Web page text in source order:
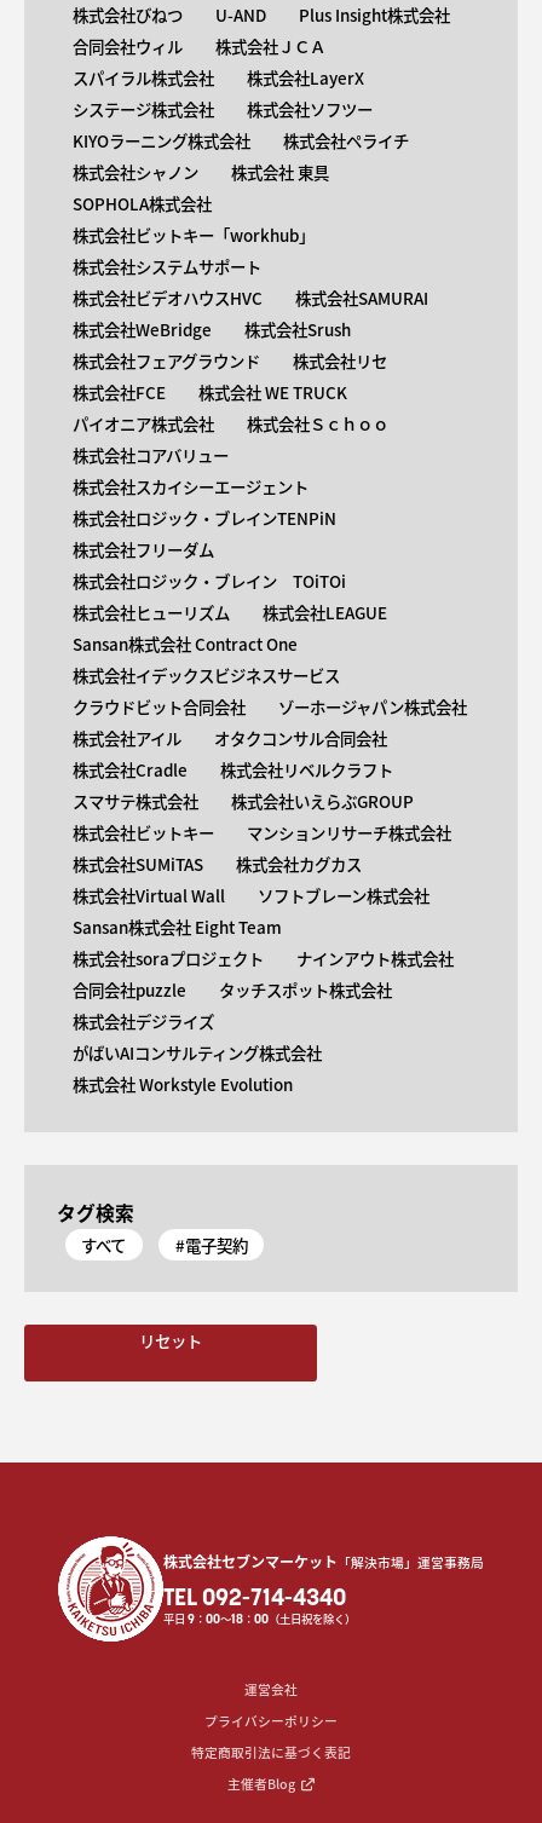
株式会社びねつ
U-AND
Plus Insight株式会社
合同会社ウィル
株式会社ＪＣＡ
スパイラル株式会社
株式会社LayerX
システージ株式会社
株式会社ソフツー
KIYOラーニング株式会社
株式会社ペライチ
株式会社シャノン
株式会社 東具
SOPHOLA株式会社
株式会社ビットキー「workhub」
株式会社システムサポート
株式会社ビデオハウスHVC
株式会社SAMURAI
株式会社WeBridge
株式会社Srush
株式会社フェアグラウンド
株式会社リセ
株式会社FCE
株式会社 WE TRUCK
パイオニア株式会社
株式会社Ｓｃｈｏｏ
株式会社コアバリュー
株式会社スカイシーエージェント
株式会社ロジック・ブレインTENPiN
株式会社フリーダム
株式会社ロジック・ブレイン TOiTOi
株式会社ヒューリズム
株式会社LEAGUE
Sansan株式会社 Contract One
株式会社イデックスビジネスサービス
クラウドビット合同会社
ゾーホージャパン株式会社
株式会社アイル
オタクコンサル合同会社
株式会社Cradle
株式会社リベルクラフト
スマサテ株式会社
株式会社いえらぶGROUP
株式会社ビットキー
マンションリサーチ株式会社
株式会社SUMiTAS
株式会社カグカス
株式会社Virtual Wall
ソフトブレーン株式会社
Sansan株式会社 Eight Team
株式会社soraプロジェクト
ナインアウト株式会社
合同会社puzzle
タッチスポット株式会社
株式会社デジライズ
がばいAIコンサルティング株式会社
株式会社 Workstyle Evolution
タグ検索
すべて #電子契約
リセット
株式会社セブンマーケット 「解決市場」運営事務局
TEL 092-714-4340
平日9 ：00〜18 ：00 （土日祝を除く）
運営会社
プライバシーポリシー
特定商取引法に基づく表記
主催者Blog